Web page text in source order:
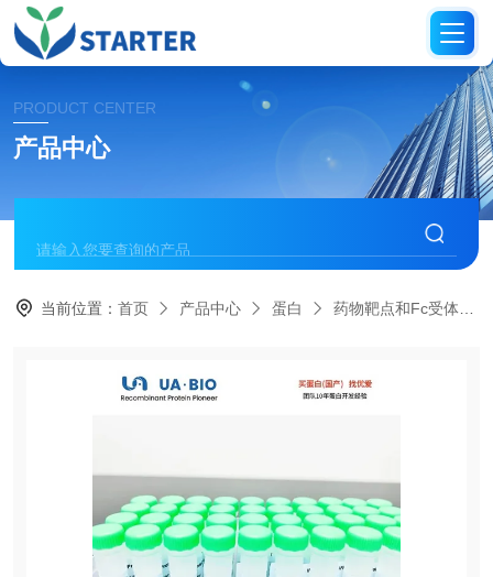
PRODUCT CENTER
产品中心
当前位置：首页 产品中心 蛋白 药物靶点和Fc受体